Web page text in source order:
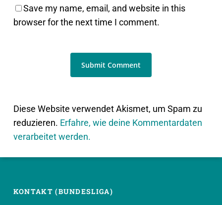
Save my name, email, and website in this
browser for the next time I comment.
Diese Website verwendet Akismet, um Spam zu
reduzieren. Erfahre, wie deine Kommentardaten
verarbeitet werden.
KONTAKT (BUNDESLIGA)